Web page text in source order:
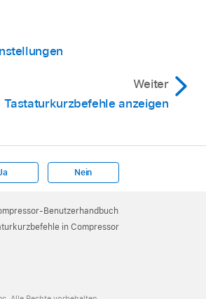
Weiter
Tastaturkurzbefehle anzeigen
Nein
Benutzerhandbuch
in Compressor